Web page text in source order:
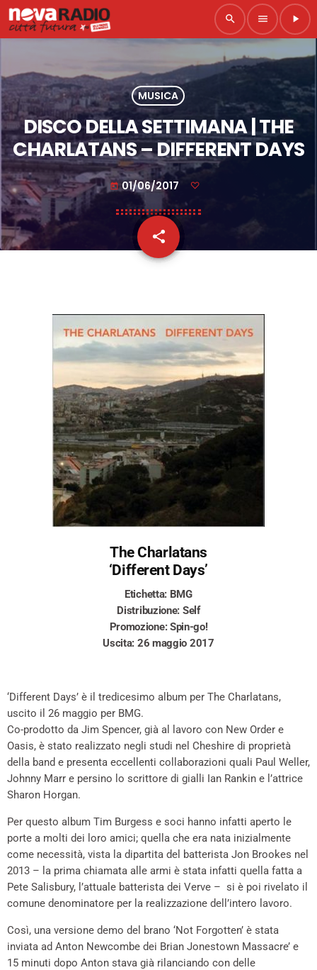
search menu play_arrow
MUSICA
DISCO DELLA SETTIMANA | THE
CHARLATANS – DIFFERENT DAYS
today 01/06/2017
share
email
The Charlatans
‘Different Days’
Etichetta: BMG
Distribuzione: Self
Promozione: Spin-go!
Uscita: 26 maggio 2017
‘Different Days’ è il tredicesimo album per The Charlatans,
uscito il 26 maggio per BMG.
Co-prodotto da Jim Spencer, già al lavoro con New Order e
Oasis, è stato realizzato negli studi nel Cheshire di proprietà
della band e presenta eccellenti collaborazioni quali Paul Weller,
Johnny Marr e persino lo scrittore di gialli Ian Rankin e l’attrice
Sharon Horgan.
Per questo album Tim Burgess e soci hanno infatti aperto le
porte a molti dei loro amici; quella che era nata inizialmente
come necessità, vista la dipartita del batterista Jon Brookes nel
2013 – la prima chiamata alle armi è stata infatti quella fatta a
Pete Salisbury, l’attuale batterista dei Verve – si è poi rivelato il
comune denominatore per la realizzazione dell’intero lavoro.
Così, una versione demo del brano ‘Not Forgotten’ è stata
inviata ad Anton Newcombe dei Brian Jonestown Massacre’ e
15 minuti dopo Anton stava già rilanciando con delle